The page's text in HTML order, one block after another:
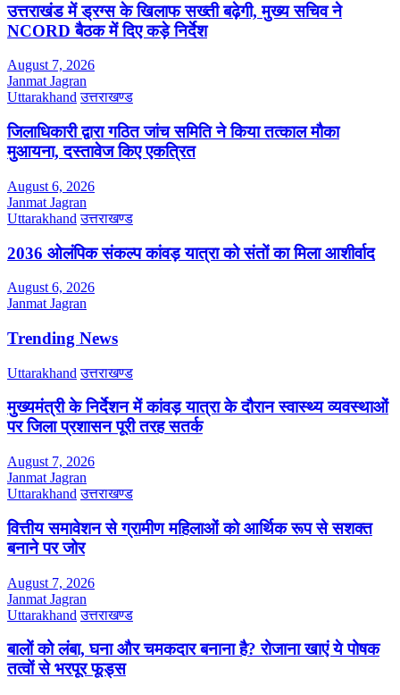
उत्तराखंड में ड्रग्स के खिलाफ सख्ती बढ़ेगी, मुख्य सचिव ने
NCORD बैठक में दिए कड़े निर्देश
August 7, 2026
Janmat Jagran
Uttarakhand उत्तराखण्ड
जिलाधिकारी द्वारा गठित जांच समिति ने किया तत्काल मौका
मुआयना, दस्तावेज किए एकत्रित
August 6, 2026
Janmat Jagran
Uttarakhand उत्तराखण्ड
2036 ओलंपिक संकल्प कांवड़ यात्रा को संतों का मिला आशीर्वाद
August 6, 2026
Janmat Jagran
Trending News
Uttarakhand उत्तराखण्ड
मुख्यमंत्री के निर्देशन में कांवड़ यात्रा के दौरान स्वास्थ्य व्यवस्थाओं
पर जिला प्रशासन पूरी तरह सतर्क
August 7, 2026
Janmat Jagran
Uttarakhand उत्तराखण्ड
वित्तीय समावेशन से ग्रामीण महिलाओं को आर्थिक रूप से सशक्त
बनाने पर जोर
August 7, 2026
Janmat Jagran
Uttarakhand उत्तराखण्ड
बालों को लंबा, घना और चमकदार बनाना है? रोजाना खाएं ये पोषक
तत्वों से भरपूर फूड्स